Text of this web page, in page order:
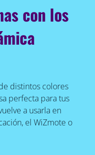
con los
distintos colores
perfecta para tus
a usarla en
el WiZmote o